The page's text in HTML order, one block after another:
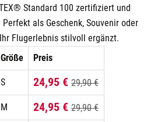
Standard 100 zertifiziert und
als Geschenk, Souvenir oder
Flugerlebnis stilvoll ergänzt.
Größe Preis
S 24,95 € 29,90 €
M 24,95 € 29,90 €